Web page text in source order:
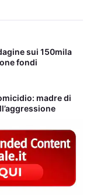
sui 150mila
fondi
madre di